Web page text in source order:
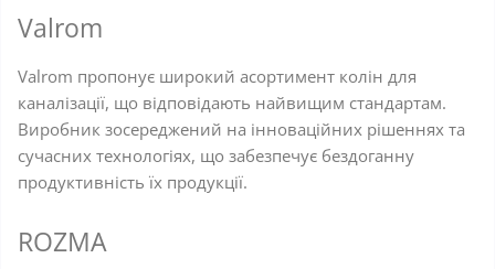
Valrom
Valrom пропонує широкий асортимент колін для
каналізації, що відповідають найвищим стандартам.
Виробник зосереджений на інноваційних рішеннях та
сучасних технологіях, що забезпечує бездоганну
продуктивність їх продукції.
ROZMA